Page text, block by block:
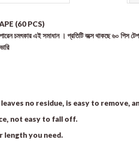
(60 PCS)
চমৎকার এই সমাধান । প্রতিটি বক্সে থাকছে ৬০ পিস টেপ
no residue, is easy to remove,
not easy to fall off.
length you need.